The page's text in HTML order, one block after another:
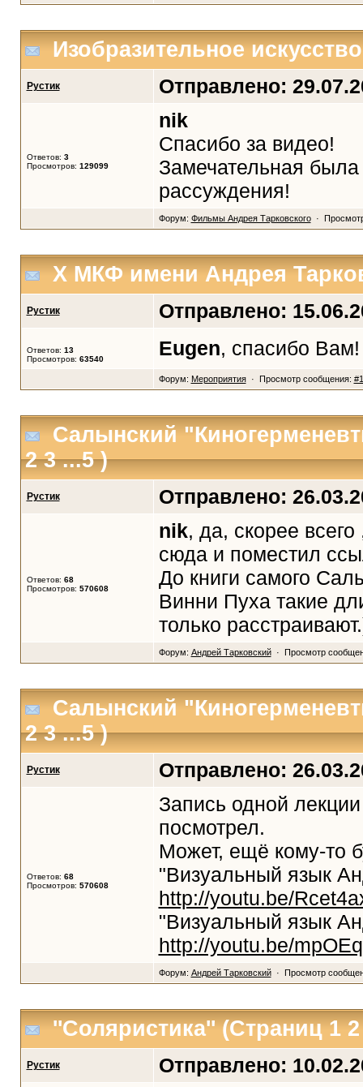
Изобразительное
Рустик Отправлено:
Ответов: 3
Просмотров: 129099
nik
Спасибо за видео!
Замечательная
рассуждения!
Форум: Фильмы Андрея Тарковского·
X МКФ имени Андрея
Рустик Отправлено:
Ответов: 13
Просмотров: 63540 Eugen, спасибо Вам!
Форум: Мероприятия· Просмотр сообщения:
Салынский
23...5)
Рустик Отправлено:
Ответов: 68
Просмотров: 570608
nik, да, скорее
сюда и поместил
До книги самого
Винни Пуха такие
только
Форум: Андрей Тарковский· Просмотр
Салынский
23...5)
Рустик Отправлено:
Ответов: 68
Просмотров: 570608
Запись одной
посмотрел.
Может, ещё кому-то
"Визуальный язык
http://youtu.be/
"Визуальный язык
http://youtu.be/
Форум: Андрей Тарковский· Просмотр
''Соляристика'' (Страниц1
Рустик Отправлено: